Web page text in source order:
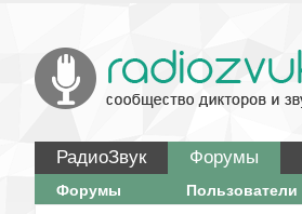
РадиоЗвук Форумы
Форумы Пользователи